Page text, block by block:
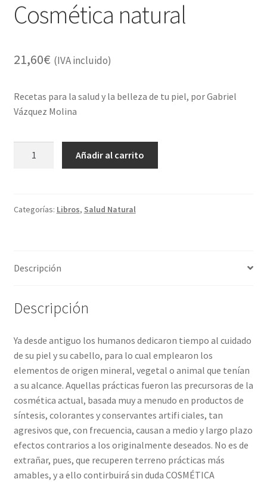
Cosmética natural
21,60€ (IVA incluido)
Recetas para la salud y la belleza de tu piel, por Gabriel
Vázquez Molina
Añadir al carrito
Categorías: Libros, Salud Natural
Descripción
Descripción
Ya desde antiguo los humanos dedicaron tiempo al cuidado
de su piel y su cabello, para lo cual emplearon los
elementos de origen mineral, vegetal o animal que tenían
a su alcance. Aquellas prácticas fueron las precursoras de la
cosmética actual, basada muy a menudo en productos de
síntesis, colorantes y conservantes artifi ciales, tan
agresivos que, con frecuencia, causan a medio y largo plazo
efectos contrarios a los originalmente deseados. No es de
extrañar, pues, que recuperen terreno prácticas más
amables, y a ello contirbuirá sin duda COSMÉTICA